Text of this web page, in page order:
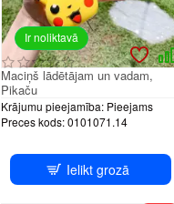
Ir noliktavā
Krājumu pieejamība: Pieejams
Preces kods:0101071.14
Maciņš lādētājam un vadam,
Pikaču
Ielikt grozā